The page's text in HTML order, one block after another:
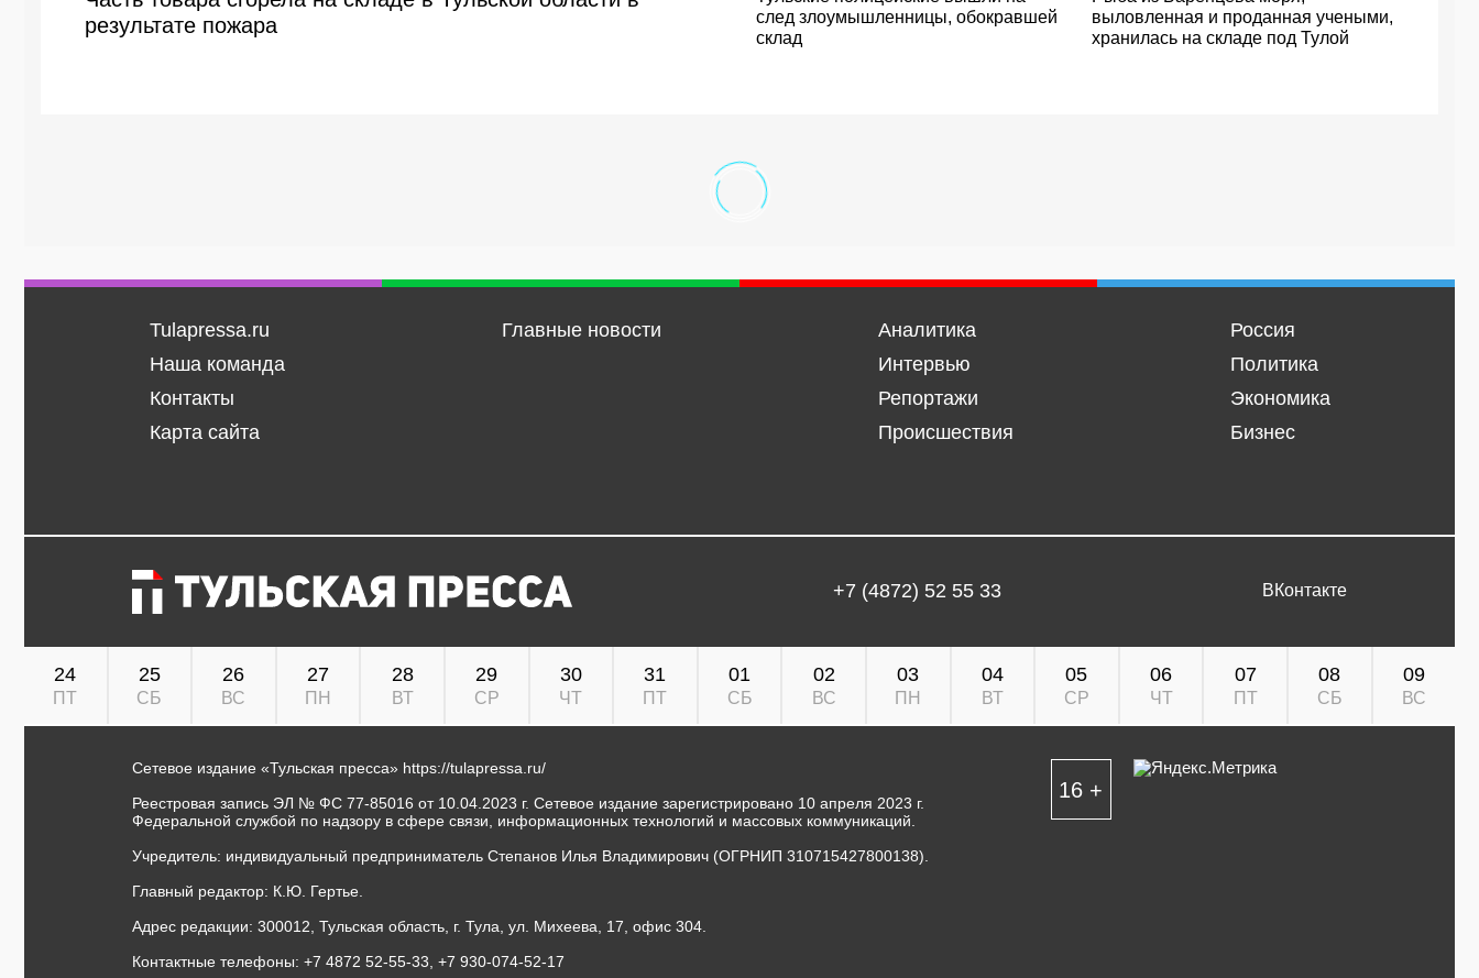
результате пожара
след злоумышленницы, обокравшей
склад
выловленная и проданная учеными,
хранилась на складе под Тулой
Tulapressa.ru
Наша команда
Контакты
Карта сайта
Главные новости
Аналитика
Интервью
Репортажи
Происшествия
Россия
Политика
Экономика
Бизнес
+7 (4872) 52 55 33 ВКонтакте
24
ПТ
25
СБ
26
ВС
27
ПН
28
ВТ
29
СР
30
ЧТ
31
ПТ
01
СБ
02
ВС
03
ПН
04
ВТ
05
СР
06
ЧТ
07
ПТ
08
СБ
09
ВС
Сетевое издание «Тульская пресса» https://tulapressa.ru/
Реестровая запись ЭЛ № ФС 77-85016 от 10.04.2023 г. Сетевое издание зарегистрировано 10 апреля 2023 г.
Федеральной службой по надзору в сфере связи, информационных технологий и массовых коммуникаций.
Учредитель: индивидуальный предприниматель Степанов Илья Владимирович (ОГРНИП 310715427800138).
Главный редактор: К.Ю. Гертье.
Адрес редакции: 300012, Тульская область, г. Тула, ул. Михеева, 17, офис 304.
Контактные телефоны: +7 4872 52-55-33, +7 930-074-52-17
16 +